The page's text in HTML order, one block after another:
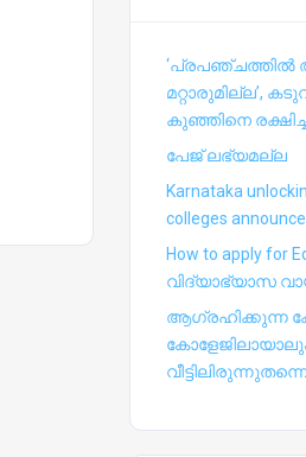
‘പ്രപഞ്ചത്തില്‍
മറ്റാരുമില്ല’,
കുഞ്ഞിനെ
പേജ് ലഭ്യമല്ല
Karnataka
colleges
How to apply for
വിദ്യാഭ്യാസ
ആഗ്രഹിക്കുന്ന